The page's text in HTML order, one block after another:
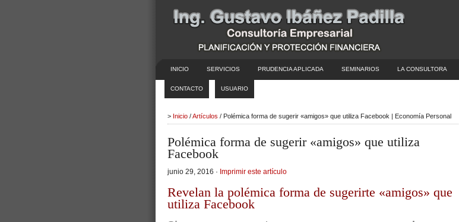
INICIO SERVICIOS PRUDENCIA APLICADA SEMINARIOS LA CONSULTORA
CONTACTO USUARIO
> Inicio /Artículos / Polémica forma de sugerir «amigos» que utiliza Facebook | Economía Personal
Polémica forma de sugerir «amigos» que utiliza
Facebook
junio 29, 2016 · Imprimir este artículo
Revelan la polémica forma de sugerirte «amigos» que
utiliza Facebook